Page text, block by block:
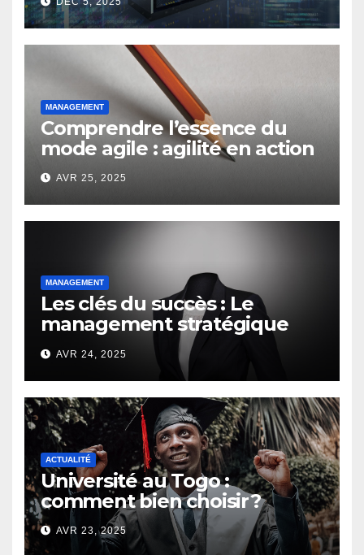
entreprises ?
MANAGEMENT
Comprendre l’essence du
mode agile : agilité en action
AVR 25, 2025
MANAGEMENT
Les clés du succès : Le
management stratégique
d’un chef d’entreprise
AVR 24, 2025
ACTUALITÉ
Université au Togo :
comment bien choisir ?
AVR 23, 2025